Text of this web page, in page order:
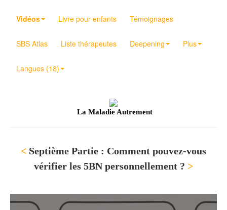
Vidéos Livre pour enfants Témoignages
SBS Atlas Liste thérapeutes Deepening Plus
Langues (18)
La Maladie Autrement
< Septième Partie : Comment pouvez-vous
vérifier les 5BN personnellement ? >